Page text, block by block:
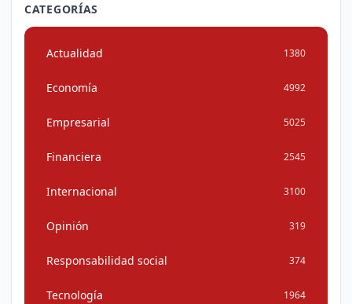
CATEGORÍAS
Actualidad 1380
Economía 4992
Empresarial 5025
Financiera 2545
Internacional 3100
Opinión 319
Responsabilidad social 374
Tecnología 1964